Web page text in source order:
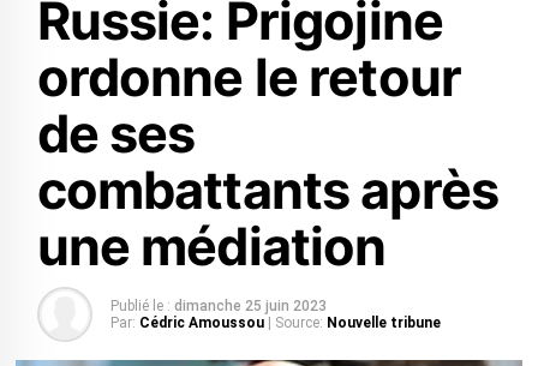
Russie: Prigojine
ordonne le retour
de ses
combattants après
une médiation
Publié le : dimanche 25 juin 2023
Par: Cédric Amoussou | Source: Nouvelle tribune